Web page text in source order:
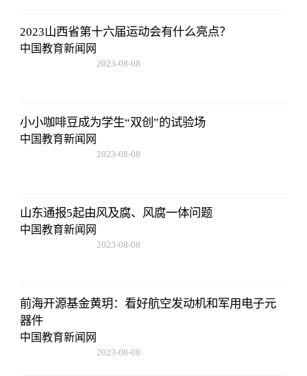
2023山西省第十六届运动会有什么亮点？
中国教育新闻网
2023-08-08
小小咖啡豆成为学生“双创”的试验场
中国教育新闻网
2023-08-08
山东通报5起由风及腐、风腐一体问题
中国教育新闻网
2023-08-08
前海开源基金黄玥：看好航空发动机和军用电子元
器件
中国教育新闻网
2023-08-08